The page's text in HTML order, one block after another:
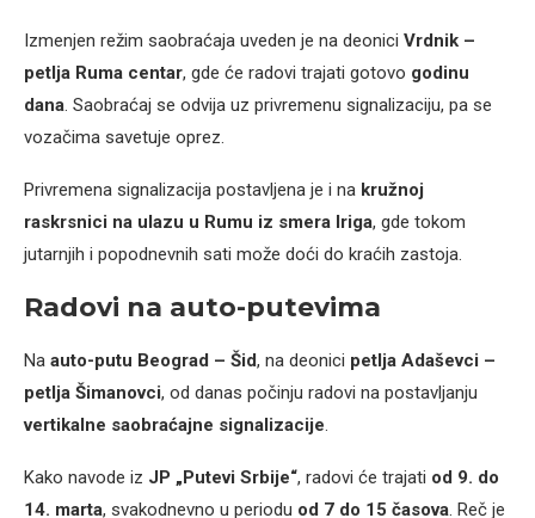
Izmenjen režim saobraćaja uveden je na deonici Vrdnik –
petlja Ruma centar, gde će radovi trajati gotovo godinu
dana. Saobraćaj se odvija uz privremenu signalizaciju, pa se
vozačima savetuje oprez.
Privremena signalizacija postavljena je i na kružnoj
raskrsnici na ulazu u Rumu iz smera Iriga, gde tokom
jutarnjih i popodnevnih sati može doći do kraćih zastoja.
Radovi na auto-putevima
Na auto-putu Beograd – Šid, na deonici petlja Adaševci –
petlja Šimanovci, od danas počinju radovi na postavljanju
vertikalne saobraćajne signalizacije.
Kako navode iz JP „Putevi Srbije“, radovi će trajati od 9. do
14. marta, svakodnevno u periodu od 7 do 15 časova. Reč je